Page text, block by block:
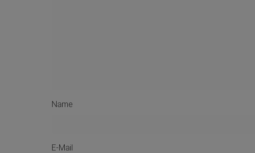
Name
E-Mail